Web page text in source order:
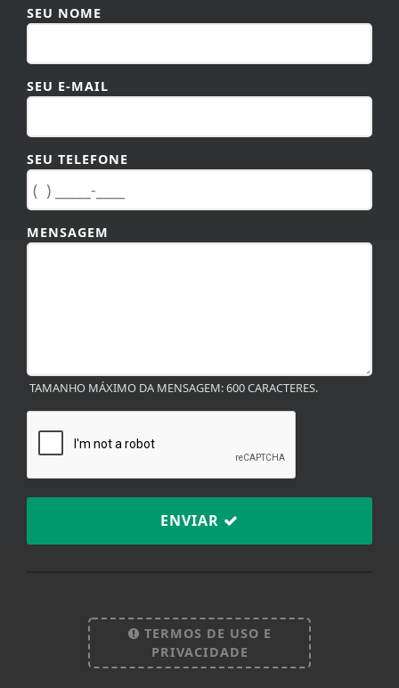
SEU NOME
SEU E-MAIL
SEU TELEFONE
MENSAGEM
TAMANHO MÁXIMO DA MENSAGEM: 600 CARACTERES.
ENVIAR
TERMOS DE USO E
PRIVACIDADE
Termos de Uso e Privacidade
de Uso e Privacidade.
PARA MAIS INFORMAÇÕES,ACESSE NOSSOS TERMOS
CLICANDO AQUI